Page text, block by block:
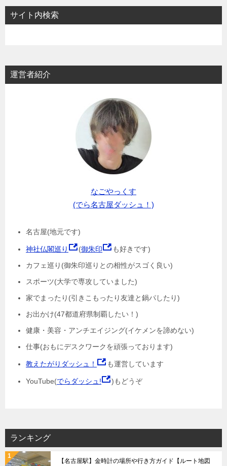
サイト内検索
運営者紹介
なごやっくす
(でら名古屋ダッシュ！)
名古屋(地元です)
神社仏閣巡り (御朱印
も好きです)
カフェ巡り(御朱印巡りとの相性がスゴく良い)
スポーツ(大学で専攻していました)
家でまったり(引きこもったり友達と鍋パしたり)
お出かけ(47都道府県制覇したい！)
健康・美容・アンチエイジング(イケメンを諦めない)
仕事(おもにデスクワークを頑張っております)
教えたがりダッシュ！ も運営しています
YouTube(でらダッシュ! )もどうぞ
ランキング
【名古屋駅】金時計の場所や行き方ガイド【ルート地図